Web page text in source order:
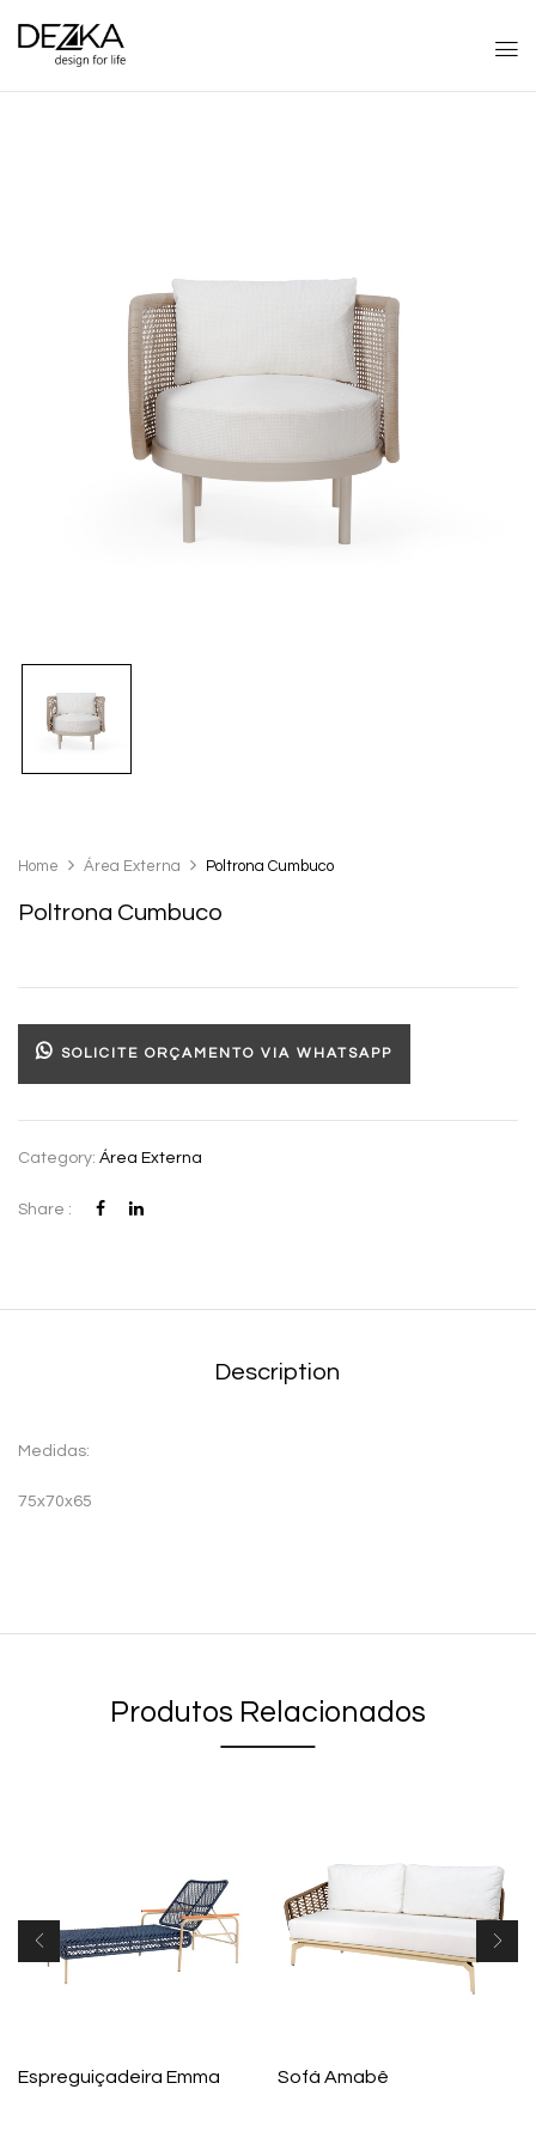
Home Área Externa Poltrona Cumbuco
Poltrona Cumbuco
SOLICITE ORÇAMENTO VIA WHATSAPP
Category: Área Externa
Share :
Description
Medidas:
75x70x65
Produtos Relacionados
Espreguiçadeira Emma Sofá Amabê